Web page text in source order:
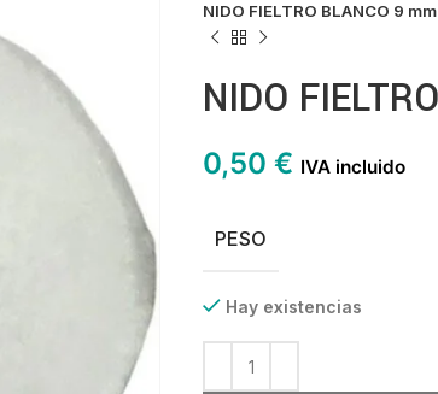
NIDO FIELTRO BLANCO 9 mm
NIDO
0,50 € IVA incluido
PESO
Hay existencias